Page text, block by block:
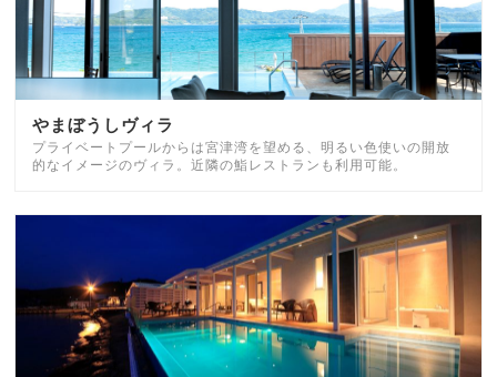
やまぼうしヴィラ
プライベートプールからは宮津湾を望める、明るい色使いの開放
的なイメージのヴィラ。近隣の鮨レストランも利用可能。